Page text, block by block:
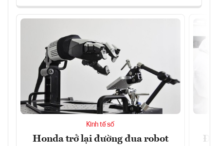
Kinh tế số
Honda trở lại đường đua robot